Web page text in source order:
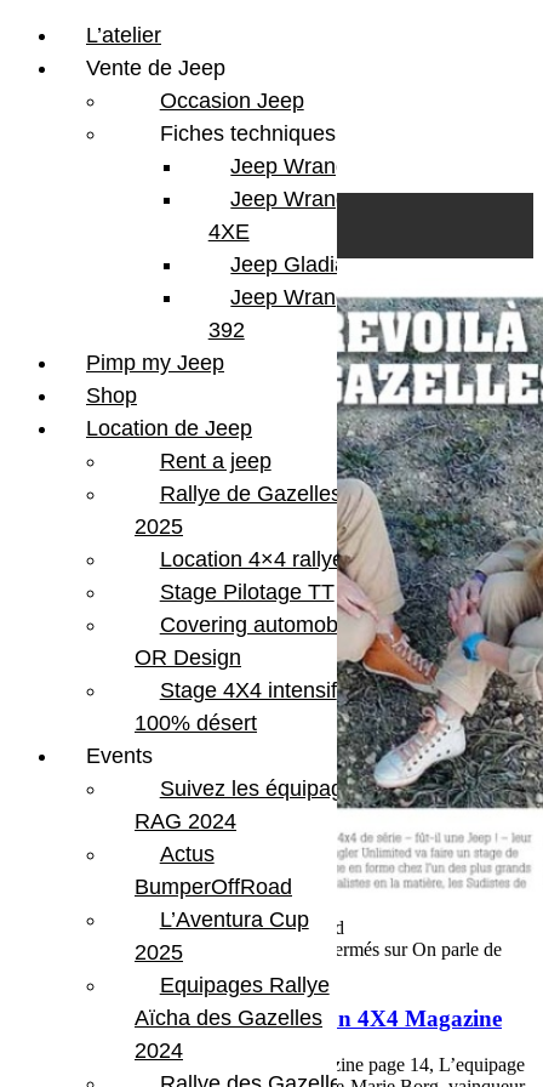
14 février 2016
Par Martial BumperOffroad
ReportageVoyage Commentaires fermés sur On parle de
On parle de nous dans Génération 4X4 Magazine
On parle de nous ... Genération 4x4 Magazine page 14, L’equipage
L’atelier
Vente de Jeep
Occasion Jeep
Fiches techniques
Jeep Wrangler JL
Jeep Wrangler
4XE
Jeep Gladiator
Jeep Wrangler V8
392
Pimp my Jeep
Shop
Location de Jeep
Rent a jeep
Rallye de Gazelles
2025
Location 4×4 rallye
Stage Pilotage TT
Covering automobile –
OR Design
Stage 4X4 intensif
100% désert
Events
Suivez les équipages
RAG 2024
Actus
BumperOffRoad
L’Aventura Cup
2025
Equipages Rallye
Aïcha des Gazelles
2024